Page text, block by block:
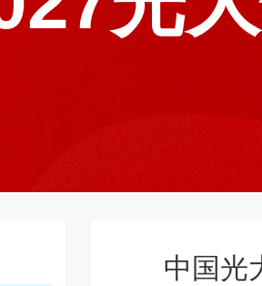
中国光